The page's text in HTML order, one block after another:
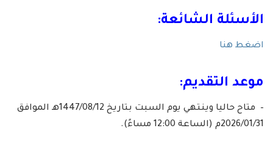
الأسئلة الشائعة:
اضغط هنا
موعد التقديم:
– متاح حاليا وينتهي يوم السبت بتاريخ 1447/08/12هـ الموافق
2026/01/31م (الساعة 12:00 مساءً).